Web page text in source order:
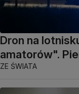
Dron na
amatorów".
ZE ŚWIATA